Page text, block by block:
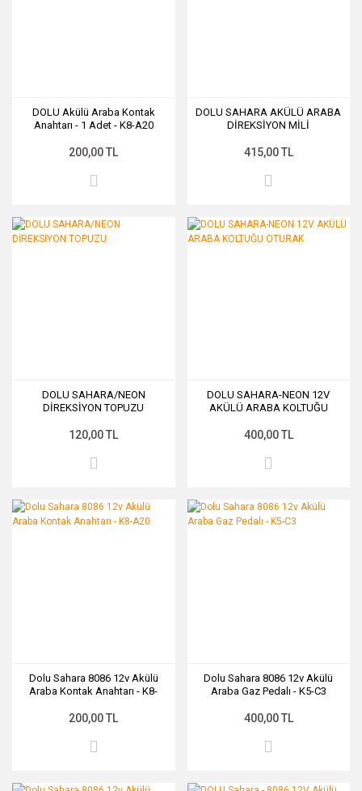
DOLU Akülü Araba Kontak
Anahtarı - 1 Adet - K8-A20
200,00 TL
DOLU SAHARA AKÜLÜ ARABA
DİREKSİYON MİLİ
415,00 TL
DOLU SAHARA/NEON
DİREKSİYON TOPUZU
120,00 TL
DOLU SAHARA-NEON 12V
AKÜLÜ ARABA KOLTUĞU
400,00 TL
Dolu Sahara 8086 12v Akülü
Araba Kontak Anahtarı - K8-
200,00 TL
Dolu Sahara 8086 12v Akülü
Araba Gaz Pedalı - K5-C3
400,00 TL